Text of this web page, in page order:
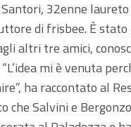
32enne laureto
di frisbee. È stato
altri tre amici,
mi è venuta
ha raccontato al
che Salvini e